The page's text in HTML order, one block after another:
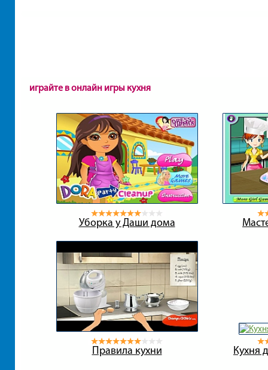
играйте в онлайн игры кухня
Уборка у Даши дома
Правила кухни Кухня